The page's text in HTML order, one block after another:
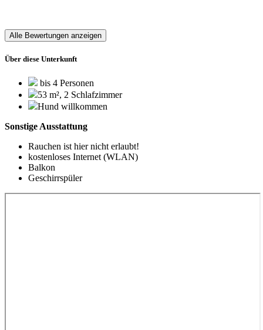
Alle Bewertungen anzeigen
Über diese Unterkunft
bis 4 Personen
53 m², 2 Schlafzimmer
Hund willkommen
Sonstige Ausstattung
Rauchen ist hier nicht erlaubt!
kostenloses Internet (WLAN)
Balkon
Geschirrspüler